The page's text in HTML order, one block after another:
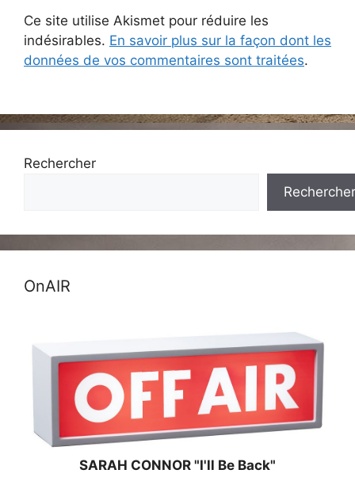
Ce site utilise Akismet pour réduire les
indésirables. En savoir plus sur la façon dont les
données de vos commentaires sont traitées.
Rechercher
Rechercher
OnAIR
SARAH CONNOR "I'll Be Back"